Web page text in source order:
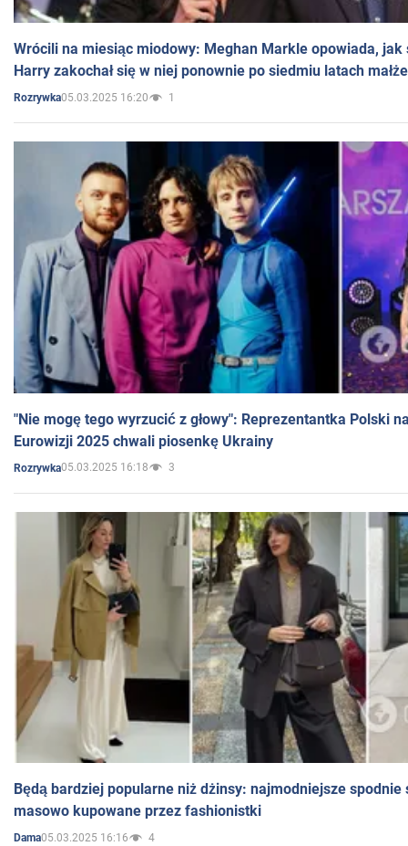
Wrócili na miesiąc miodowy: Meghan Markle opowiada, jak
Harry zakochał się w niej ponownie po siedmiu latach
Rozrywka05.03.2025 16:20 1
"Nie mogę tego wyrzucić z głowy": Reprezentantka Polski
Eurowizji 2025 chwali piosenkę Ukrainy
Rozrywka05.03.2025 16:18 3
Będą bardziej popularne niż dżinsy: najmodniejsze spodnie
masowo kupowane przez fashionistki
Dama05.03.2025 16:16 4